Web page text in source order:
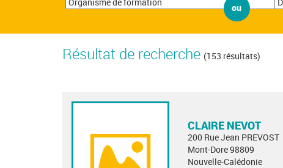
ou
Résultat de recherche (153 résultats)
CLAIRE NEVOT
200 Rue Jean PREVOST
Mont-Dore 98809
Nouvelle-Calédonie